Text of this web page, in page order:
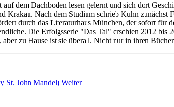
dem Dachboden lesen gelernt und sich dort
Nach dem Studium schrieb Kuhn zunächst
durch das Literaturhaus München, der sofort für
Die Erfolgsserie "Das Tal" erschien 2012 bis
zu Hause ist sie überall. Nicht nur in ihren
St. John Mandel) Weiter